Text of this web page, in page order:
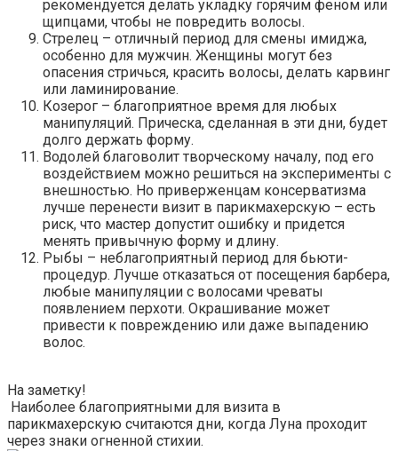
рекомендуется делать укладку горячим феном или
щипцами, чтобы не повредить волосы.
Стрелец – отличный период для смены имиджа,
особенно для мужчин. Женщины могут без
опасения стричься, красить волосы, делать карвинг
или ламинирование.
Козерог – благоприятное время для любых
манипуляций. Прическа, сделанная в эти дни, будет
долго держать форму.
Водолей благоволит творческому началу, под его
воздействием можно решиться на эксперименты с
внешностью. Но приверженцам консерватизма
лучше перенести визит в парикмахерскую – есть
риск, что мастер допустит ошибку и придется
менять привычную форму и длину.
Рыбы – неблагоприятный период для бьюти-
процедур. Лучше отказаться от посещения барбера,
любые манипуляции с волосами чреваты
появлением перхоти. Окрашивание может
привести к повреждению или даже выпадению
волос.
На заметку!
Наиболее благоприятными для визита в
парикмахерскую считаются дни, когда Луна проходит
через знаки огненной стихии.